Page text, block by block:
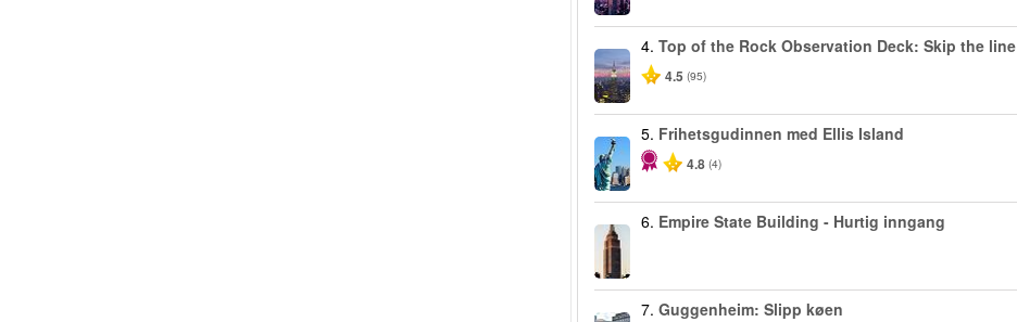
4.Top of the Rock Observation Deck: Skip the line
4.5 (95)
5. Frihetsgudinnen med Ellis Island
4.8 (4)
6. Empire State Building - Hurtig inngang
7.Guggenheim: Slipp køen